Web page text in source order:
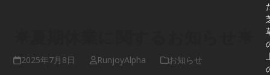
2025年7月8日 RunjoyAlpha お知らせ